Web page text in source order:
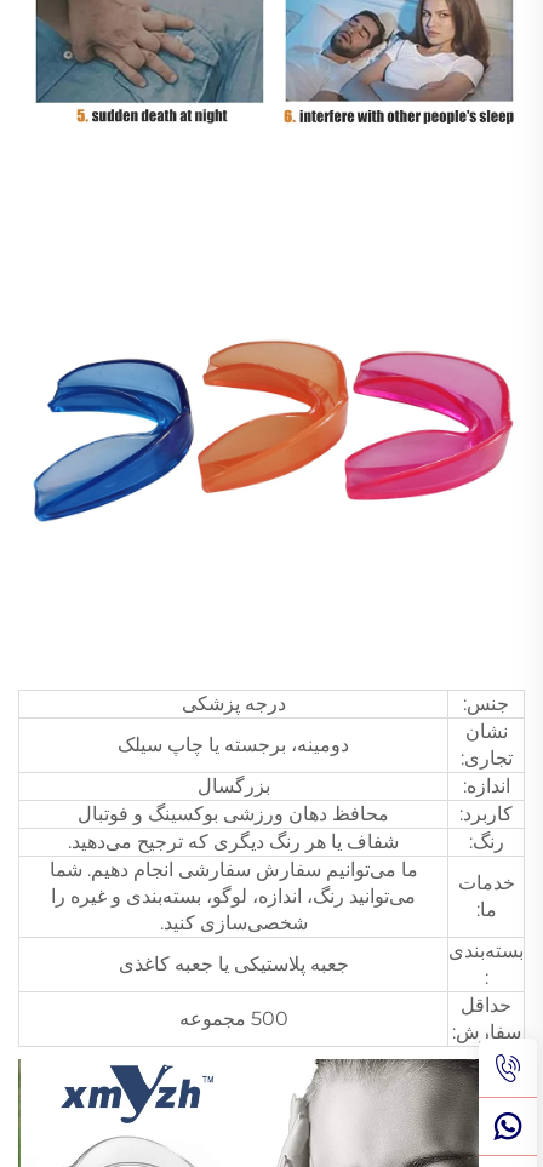
جنس:
درجه پزشکی
نشان
تجاری:
دومینه، برجسته یا چاپ سیلک
اندازه:
بزرگسال
کاربرد:
محافظ دهان ورزشی بوکسینگ و فوتبال
رنگ:
شفاف یا هر رنگ دیگری که ترجیح می‌دهید.
خدمات
ما:
ما می‌توانیم سفارش سفارشی انجام دهیم. شما
می‌توانید رنگ، اندازه، لوگو، بسته‌بندی و غیره را
شخصی‌سازی کنید.
بسته‌بندی
:
جعبه پلاستیکی یا جعبه کاغذی
حداقل
سفارش:
500 مجموعه